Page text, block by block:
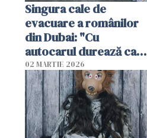
Singura cale de
evacuare a românilor
din Dubai: "Cu
autocarul durează cam
două zile"
02 MARTIE 2026